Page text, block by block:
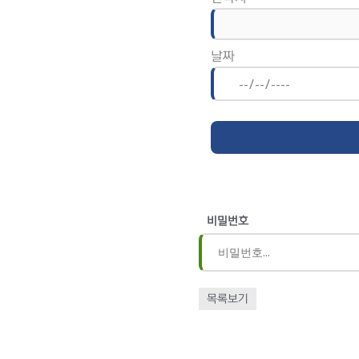
날짜
비밀번호
목록보기